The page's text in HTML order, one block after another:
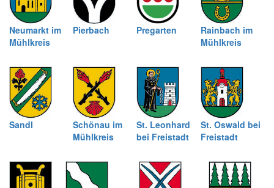
Neumarkt im
Mühlkreis
Pierbach Pregarten
Rainbach im
Mühlkreis
Sandl
Schönau im
Mühlkreis
St. Leonhard
bei Freistadt
St. Oswald bei
Freistadt